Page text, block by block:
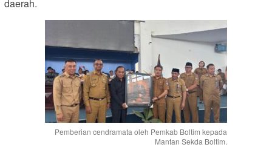
daerah.
Pemberian cendramata oleh Pemkab Boltim kepada
Mantan Sekda Boltim.